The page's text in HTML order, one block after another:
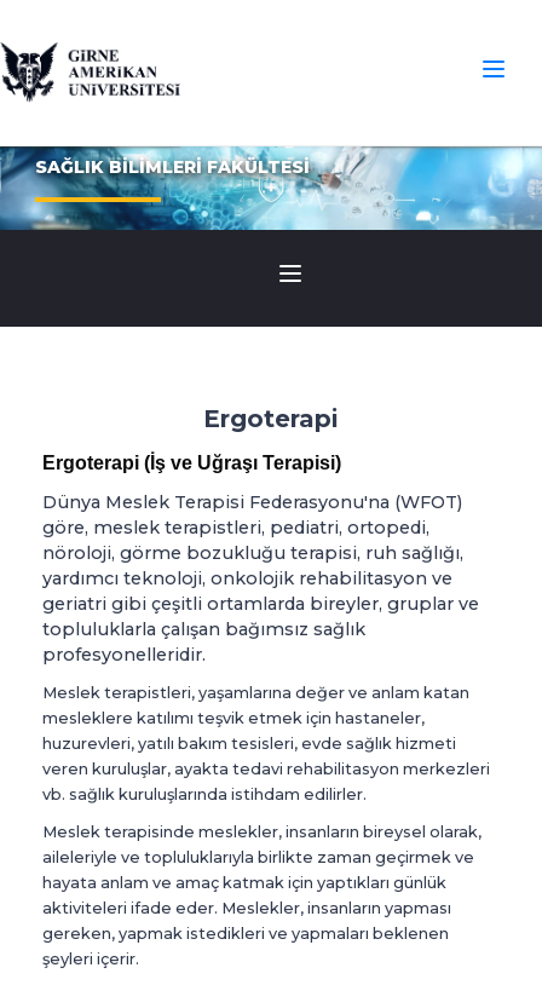
SAĞLIK BİLİMLERİ FAKÜLTESİ
Ergoterapi
Ergoterapi (İş ve Uğraşı Terapisi)
Dünya Meslek Terapisi Federasyonu'na (WFOT)
göre, meslek terapistleri, pediatri, ortopedi,
nöroloji, görme bozukluğu terapisi, ruh sağlığı,
yardımcı teknoloji, onkolojik rehabilitasyon ve
geriatri gibi çeşitli ortamlarda bireyler, gruplar ve
topluluklarla çalışan bağımsız sağlık
profesyonelleridir.
Meslek terapistleri, yaşamlarına değer ve anlam katan
mesleklere katılımı teşvik etmek için hastaneler,
huzurevleri, yatılı bakım tesisleri, evde sağlık hizmeti
veren kuruluşlar, ayakta tedavi rehabilitasyon merkezleri
vb. sağlık kuruluşlarında istihdam edilirler.
Meslek terapisinde meslekler, insanların bireysel olarak,
aileleriyle ve topluluklarıyla birlikte zaman geçirmek ve
hayata anlam ve amaç katmak için yaptıkları günlük
aktiviteleri ifade eder. Meslekler, insanların yapması
gereken, yapmak istedikleri ve yapmaları beklenen
şeyleri içerir.